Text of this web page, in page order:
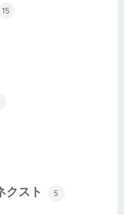
15
クスト 5